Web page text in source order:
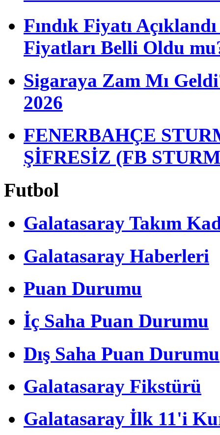
Fındık Fiyatı
Fiyatları Belli Oldu
Sigaraya Zam Mı
2026
FENERBAHÇE
ŞİFRESİZ (FB
Futbol
Galatasaray Takım
Galatasaray Haberleri
Puan Durumu
İç Saha Puan Durumu
Dış Saha Puan Durumu
Galatasaray Fikstürü
Galatasaray İlk 11'i